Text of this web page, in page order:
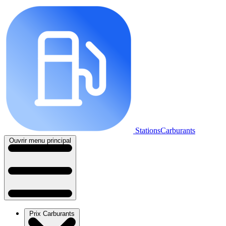
StationsCarburants
Ouvrir menu principal
Prix Carburants